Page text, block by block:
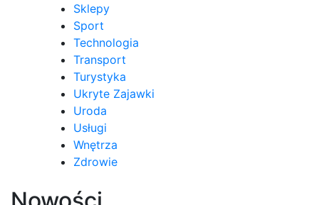
Sklepy
Sport
Technologia
Transport
Turystyka
Ukryte Zajawki
Uroda
Usługi
Wnętrza
Zdrowie